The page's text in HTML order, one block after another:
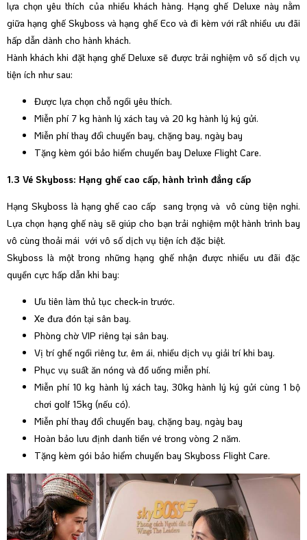
lựa chọn yêu thích của nhiều khách hàng. Hạng ghế Deluxe này nằm
giữa hạng ghế Skyboss và hạng ghế Eco và đi kèm với rất nhiều ưu đãi
hấp dẫn dành cho hành khách.
Hành khách khi đặt hạng ghế Deluxe sẽ được trải nghiệm vô số dịch vụ
tiện ích như sau:
Được lựa chọn chỗ ngồi yêu thích.
Miễn phí 7 kg hành lý xách tay và 20 kg hành lý ký gửi.
Miễn phí thay đổi chuyến bay, chặng bay, ngày bay
Tặng kèm gói bảo hiểm chuyến bay Deluxe Flight Care.
1.3 Vé Skyboss: Hạng ghế cao cấp, hành trình đẳng cấp
Hạng Skyboss là hạng ghế cao cấp sang trọng và vô cùng tiện nghi.
Lựa chọn hạng ghế này sẽ giúp cho bạn trải nghiệm một hành trình bay
vô cùng thoải mái với vô số dịch vụ tiện ích đặc biệt.
Skyboss là một trong những hạng ghế nhận được nhiều ưu đãi đặc
quyền cực hấp dẫn khi bay:
Ưu tiên làm thủ tục check-in trước.
Xe đưa đón tại sân bay.
Phòng chờ VIP riêng tại sân bay.
Vị trí ghế ngồi riêng tư, êm ái, nhiều dịch vụ giải trí khi bay.
Phục vụ suất ăn nóng và đồ uống miễn phí.
Miễn phí 10 kg hành lý xách tay, 30kg hành lý ký gửi cùng 1 bộ
chơi golf 15kg (nếu có).
Miễn phí thay đổi chuyến bay, chặng bay, ngày bay
Hoàn bảo lưu định danh tiền vé trong vòng 2 năm.
Tặng kèm gói bảo hiểm chuyến bay Skyboss Flight Care.